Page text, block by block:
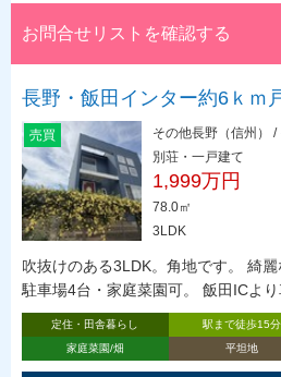
お問合せリストを確認する
長野・飯田インター約6ｋｍ
売買
その他長野（信州） /
別荘・一戸建て
1,999万円
78.0㎡
3LDK
吹抜けのある3LDK。角地です。 綺麗
駐車場4台・家庭菜園可。 飯田ICよ
定住・田舎暮らし 駅まで徒歩15分
家庭菜園/畑
平坦地